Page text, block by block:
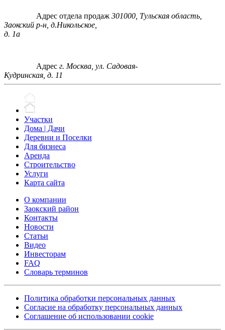
Адрес отдела продаж 301000, Тульская область,
Заокский р-н, д.Никольское,
д. 1а
Адрес г. Москва, ул. Садовая-
Кудринская, д. 11
Участки
Дома | Дачи
Деревни и Поселки
Для бизнеса
Аренда
Строительство
Услуги
Карта сайта
О компании
Заокский район
Контакты
Новости
Статьи
Видео
Инвесторам
FAQ
Словарь терминов
Политика обработки персональных данных
Согласие на обработку персональных данных
Соглашение об использовании cookie